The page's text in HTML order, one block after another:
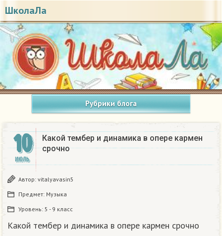
ШколаЛа
Рубрики блога
10
ИЮЛЬ
Какой тембер и динамика в опере кармен
срочно
Автор: vitalyavasin5
Предмет: Музыка
Уровень: 5 - 9 класс
Какой тембер и динамика в опере кармен срочно